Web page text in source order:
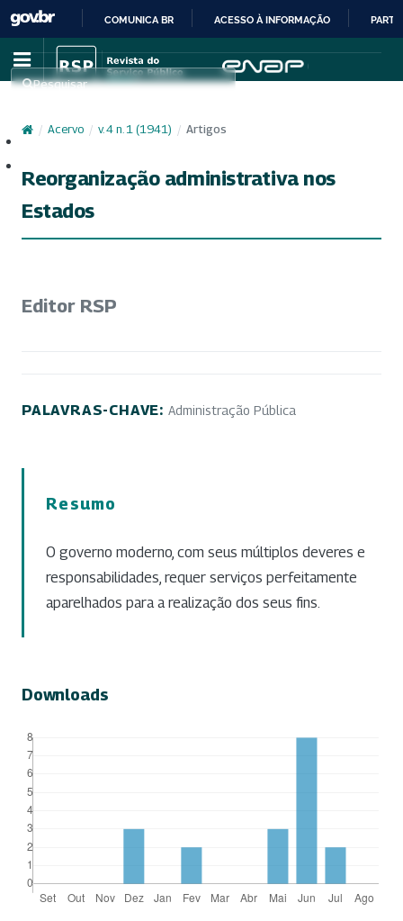
IR
PARA
CONTEÚDO
COMUNICA BR ACESSO À INFORMAÇÃO
Pesquisar
/ Acervo / v. 4 n. 1 (1941) / Artigos
Reorganização administrativa nos
Estados
Editor RSP
PALAVRAS-CHAVE: Administração Pública
Resumo
O governo moderno, com seus múltiplos deveres e
responsabilidades, requer serviços perfeitamente
aparelhados para a realização dos seus fins.
Downloads